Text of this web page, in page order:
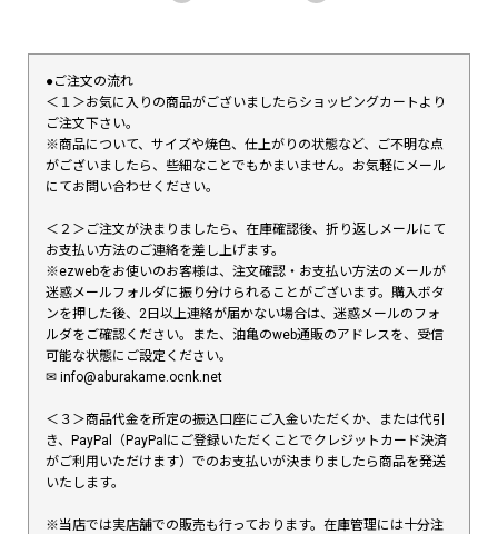
●ご注文の流れ
＜１＞お気に入りの商品がございましたらショッピングカートより
ご注文下さい。
※商品について、サイズや焼色、仕上がりの状態など、ご不明な点
がございましたら、些細なことでもかまいません。お気軽にメール
にてお問い合わせください。
＜２＞ご注文が決まりましたら、在庫確認後、折り返しメールにて
お支払い方法のご連絡を差し上げます。
※ezwebをお使いのお客様は、注文確認・お支払い方法のメールが
迷惑メールフォルダに振り分けられることがございます。購入ボタ
ンを押した後、2日以上連絡が届かない場合は、迷惑メールのフォ
ルダをご確認ください。また、油亀のweb通販のアドレスを、受信
可能な状態にご設定ください。
✉︎ info@aburakame.ocnk.net
＜３＞商品代金を所定の振込口座にご入金いただくか、または代引
き、PayPal（PayPalにご登録いただくことでクレジットカード決済
がご利用いただけます）でのお支払いが決まりましたら商品を発送
いたします。
※当店では実店舗での販売も行っております。在庫管理には十分注